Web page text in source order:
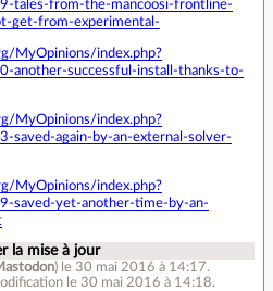
from-the-mancoosi-frontline-
get-from-experimental-
MyOpinions/index.php?
successful-install-thanks-to-
MyOpinions/index.php?
again-by-an-external-solver-
MyOpinions/index.php?
yet-another-time-by-an-
la mise à jour
) le 30 mai 2016 à 14:17.
le 30 mai 2016 à 14:18.